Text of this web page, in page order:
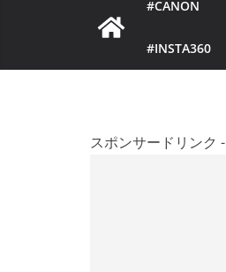
#CANON
#INSTA360
スポンサードリンク -